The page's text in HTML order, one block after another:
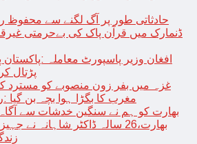
حادثاتی طور پر آگ لگنے سے محفوظ
ڈنمارک میں قرآن پاک کی بےحرمتی
افغان وزیر پاسپورٹ معاملہ
پڑتال
غزہ میں بفر زون منصوبے کو مسترد
مغرب کا بگڑا ہوا بچہ بن
بھارت کو ہم نے سنگین خدشات سے آگاہ
بھارت،26 سالہ ڈاکٹر شاہانہ نے